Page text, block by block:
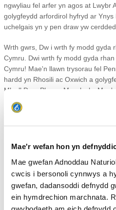
Mae'r wefan hon yn
Mae gwefan Adnoddau
cwcis i bersonoli cynnwys a
gwefan, dadansoddi defnydd
ein hymdrechion marchnata.
ngwyliau fel arfer yn agos at Lwybr
golygfeydd arfordirol hyfryd ar
uchelgais yn y pen draw yw
Wrth gwrs, Dw i wrth fy modd gyda
Cymru. Dwi wrth fy modd gyda
Cymru! Mae'n llawn trysorau fel
hardd yn Rhosili ac Oxwich a
Mhwll Du a Phen y Mwmbwls.
Mae'r
llwybr ucheldirol amgen drwy
glan môr boblogaidd Porthcawl,
diddorol Gwlyptiroedd Casnewydd,
Hafren (ac o dan bont Tywysog
Sudbrook a thref farchnad Cas-
tueddu at rai ardaloedd yn fwy nag